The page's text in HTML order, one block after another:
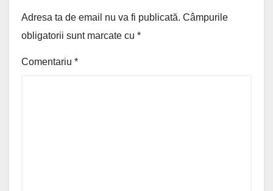
Adresa ta de email nu va fi publicată. Câmpurile
obligatorii sunt marcate cu *
Comentariu *